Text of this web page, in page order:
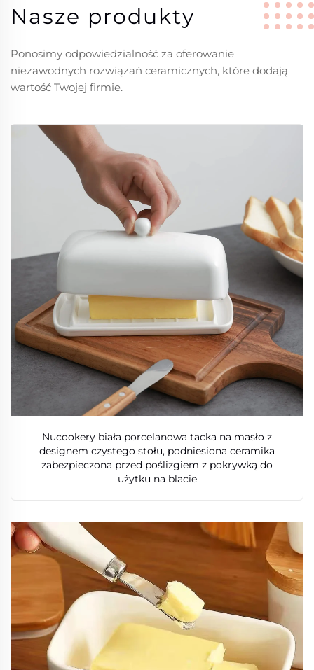
Nasze produkty
Ponosimy odpowiedzialność za oferowanie
niezawodnych rozwiązań ceramicznych, które dodają
wartość Twojej firmie.
Nucookery biała porcelanowa tacka na masło z
designem czystego stołu, podniesiona ceramika
zabezpieczona przed poślizgiem z pokrywką do
użytku na blacie